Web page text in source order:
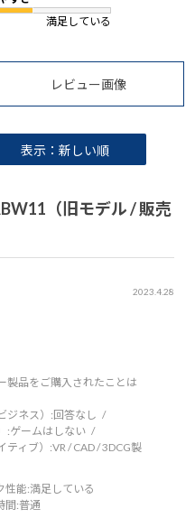
満足している
レビュー画像
表示：新しい順
（旧モデル / 販売
2023.4.28
製品をご購入されたことは
ジネス）: 回答なし
:ゲームはしない
ティブ）:VR / CAD / 3DCG製
性能:満足している
間 :普通